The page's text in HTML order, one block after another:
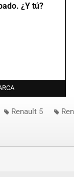
¿Y tú?
Renault 5